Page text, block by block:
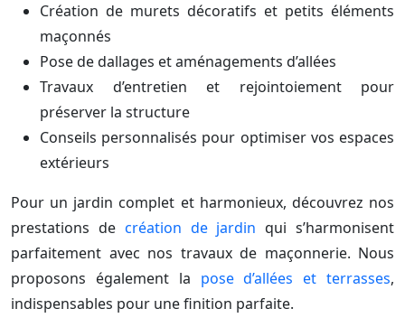
Création de murets décoratifs et petits éléments
maçonnés
Pose de dallages et aménagements d’allées
Travaux d’entretien et rejointoiement pour
préserver la structure
Conseils personnalisés pour optimiser vos espaces
extérieurs
Pour un jardin complet et harmonieux, découvrez nos
prestations de création de jardin qui s’harmonisent
parfaitement avec nos travaux de maçonnerie. Nous
proposons également la pose d’allées et terrasses,
indispensables pour une finition parfaite.